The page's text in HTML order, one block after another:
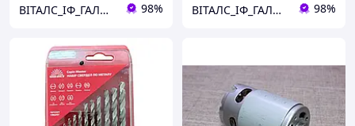
ВІТАЛС_ІФ_ГАЛИЦЬКА 98% ВІТАЛС_ІФ_ГАЛИЦЬКА 98%